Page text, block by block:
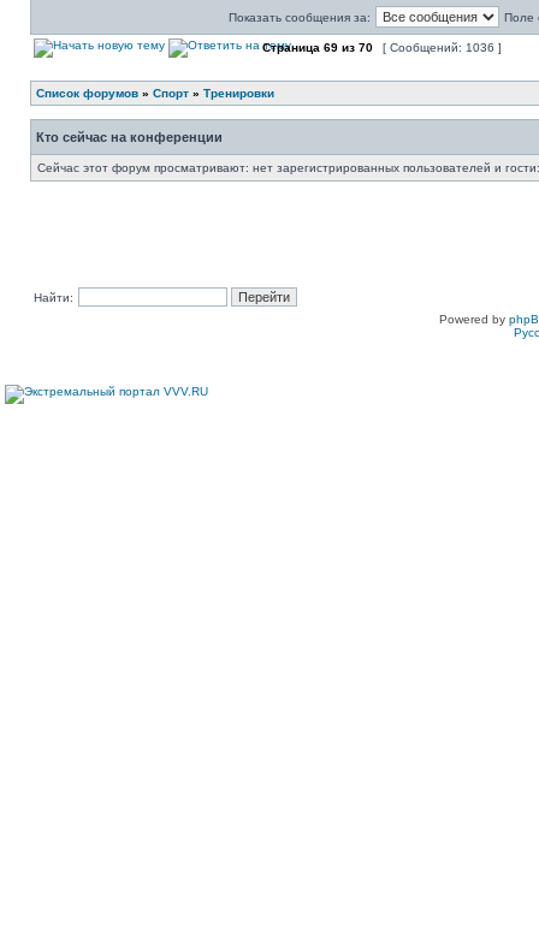
Показать сообщения за: Поле
Страница 69 из 70 [ Сообщений: 1036 ]
Список форумов » Спорт » Тренировки
Кто сейчас на конференции
Сейчас этот форум просматривают: нет зарегистрированных пользователей и
Найти:
Powered by